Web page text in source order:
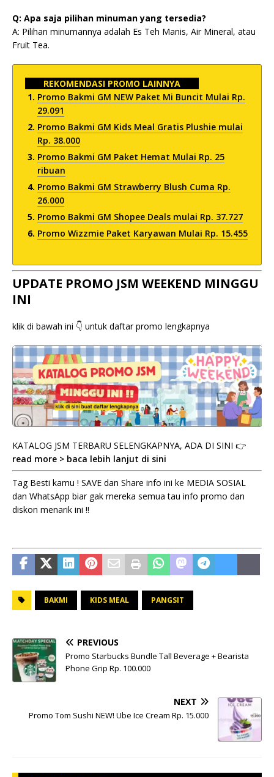
Q: Apa saja pilihan minuman yang tersedia?
A: Pilihan minumannya adalah Es Teh Manis, Air Mineral, atau
Fruit Tea.
REKOMENDASI PROMO LAINNYA
Promo Bakmi GM NEW Paket Mi Buncit Mulai Rp.
29.091
Promo Bakmi GM Kids Meal Gratis Plushie mulai
Rp. 38.000
Promo Bakmi GM Paket Hemat Mulai Rp. 25
ribuan
Promo Bakmi GM Strawberry Blush Cuma Rp.
26.000
Promo Bakmi GM Shopee Deals mulai Rp. 37.727
Promo Wizzmie Paket Karyawan Mulai Rp. 15.455
UPDATE PROMO JSM WEEKEND MINGGU
INI
klik di bawah ini 👇 untuk daftar promo lengkapnya
KATALOG JSM TERBARU SELENGKAPNYA, ADA DI SINI 👉
read more > baca lebih lanjut di sini
Tag Besti kamu ! SAVE dan Share info ini ke MEDIA SOSIAL
dan WhatsApp biar gak mereka semua tau info promo dan
diskon menarik ini !!
BAKMI KIDS MEAL PANGSIT
PREVIOUS
Promo Starbucks Bundle Tall Beverage + Bearista
Phone Grip Rp. 100.000
NEXT
Promo Tom Sushi NEW! Ube Ice Cream Rp. 15.000